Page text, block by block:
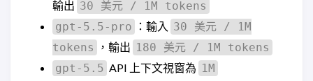
輸出 30 美元 / 1M tokens
gpt-5.5-pro ：輸入 30 美元 / 1M
tokens
，輸出 180 美元 / 1M tokens
gpt-5.5 API 上下文視窗為 1M